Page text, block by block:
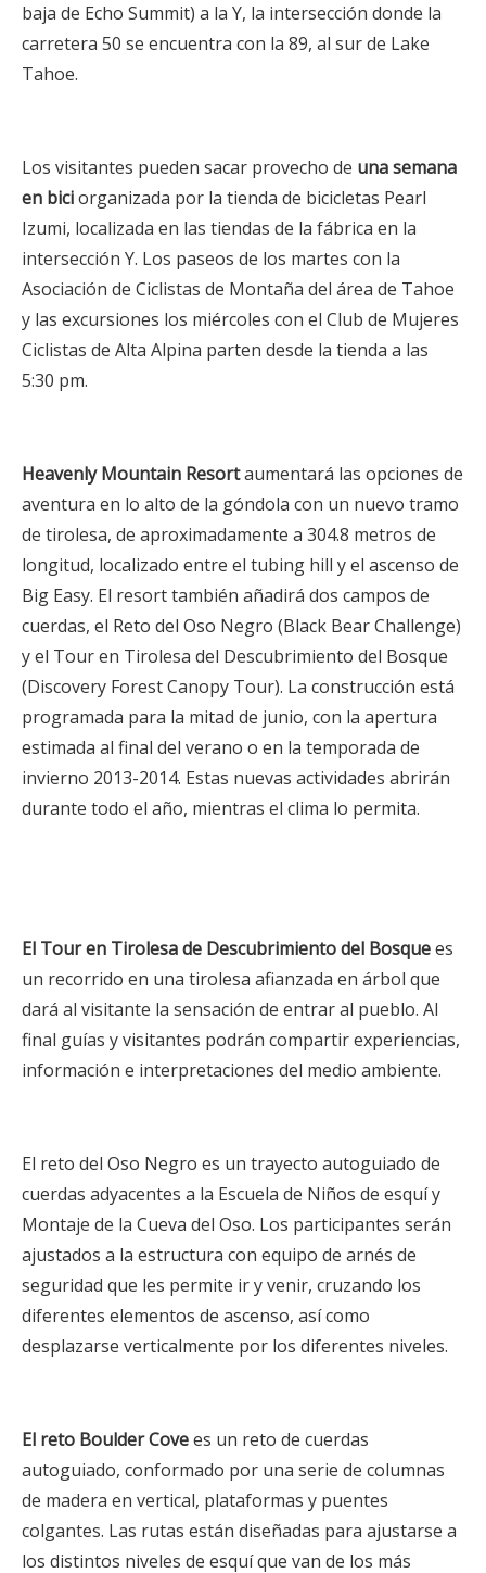
baja de Echo Summit) a la Y, la intersección donde la
carretera 50 se encuentra con la 89, al sur de Lake
Tahoe.
Los visitantes pueden sacar provecho de una semana
en biciorganizada por la tienda de bicicletas Pearl
Izumi, localizada en las tiendas de la fábrica en la
intersección Y. Los paseos de los martes con la
Asociación de Ciclistas de Montaña del área de Tahoe
y las excursiones los miércoles con el Club de Mujeres
Ciclistas de Alta Alpina parten desde la tienda a las
5:30 pm.
Heavenly Mountain Resortaumentará las opciones de
aventura en lo alto de la góndola con un nuevo tramo
de tirolesa, de aproximadamente a 304.8 metros de
longitud, localizado entre el tubing hill y el ascenso de
Big Easy. El resort también añadirá dos campos de
cuerdas, el Reto del Oso Negro (Black Bear Challenge)
y el Tour en Tirolesa del Descubrimiento del Bosque
(Discovery Forest Canopy Tour). La construcción está
programada para la mitad de junio, con la apertura
estimada al final del verano o en la temporada de
invierno 2013-2014. Estas nuevas actividades abrirán
durante todo el año, mientras el clima lo permita.
El Tour en Tirolesa de Descubrimiento del Bosquees
un recorrido en una tirolesa afianzada en árbol que
dará al visitante la sensación de entrar al pueblo. Al
final guías y visitantes podrán compartir experiencias,
información e interpretaciones del medio ambiente.
El reto del Oso Negro es un trayecto autoguiado de
cuerdas adyacentes a la Escuela de Niños de esquí y
Montaje de la Cueva del Oso. Los participantes serán
ajustados a la estructura con equipo de arnés de
seguridad que les permite ir y venir, cruzando los
diferentes elementos de ascenso, así como
desplazarse verticalmente por los diferentes niveles.
El reto Boulder Covees un reto de cuerdas
autoguiado, conformado por una serie de columnas
de madera en vertical, plataformas y puentes
colgantes. Las rutas están diseñadas para ajustarse a
los distintos niveles de esquí que van de los más